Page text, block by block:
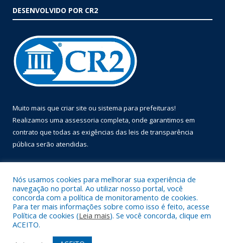
DESENVOLVIDO POR CR2
Muito mais que criar site ou sistema para prefeituras!
Realizamos uma assessoria completa, onde garantimos em
contrato que todas as exigências das leis de transparência
pública serão atendidas.
Todos os direitos reservados a Prefeitura Municipal de Óbidos.
Nós usamos cookies para melhorar sua experiência de
navegação no portal. Ao utilizar nosso portal, você
concorda com a política de monitoramento de cookies.
Para ter mais informações sobre como isso é feito, acesse
Política de cookies (Leia mais). Se você concorda, clique em
ACEITO.